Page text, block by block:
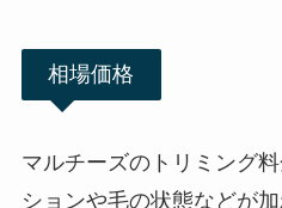
相場価格
マルチーズのトリミング
ションや毛の状態などが